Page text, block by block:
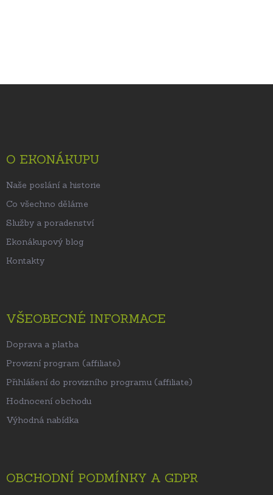
O EKONÁKUPU
Naše poslání a historie
Co všechno děláme
Služby a poradenství
Ekonákupový blog
Kontakty
VŠEOBECNÉ INFORMACE
Doprava a platba
Provizní program (affiliate)
Přihlášení do provizního programu (affiliate)
Hodnocení obchodu
Výhodná nabídka
OBCHODNÍ PODMÍNKY A GDPR